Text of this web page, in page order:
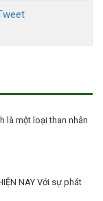
là một loại than nhân
NAY Với sự phát